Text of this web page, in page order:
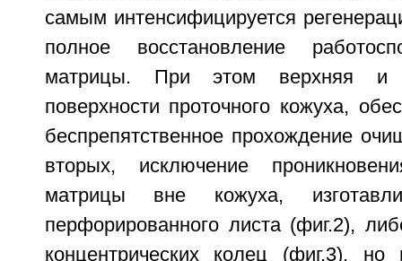
самым интенсифицируется
полное восстановление
матрицы. При этом верхняя и
поверхности проточного кожуха,
беспрепятственное прохождение
вторых, исключение
матрицы вне кожуха,
перфорированного листа (фиг.2),
концентрических колец (фиг.3),